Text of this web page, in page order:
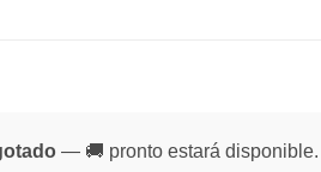
— 🚚 pronto estará disponible.